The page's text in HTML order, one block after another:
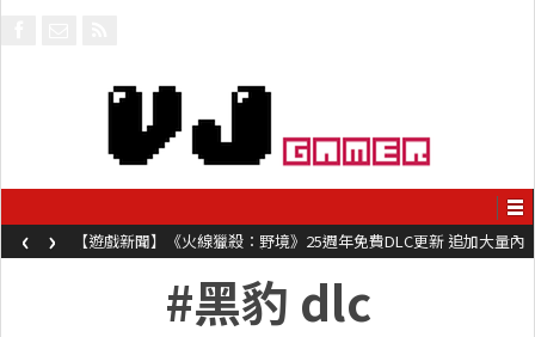
【遊戲新聞】《火線獵殺：野境》25週年免費DLC更新 追加大量內
容同時系舊作限時超平價折扣
‹ ›
#黑豹 dlc